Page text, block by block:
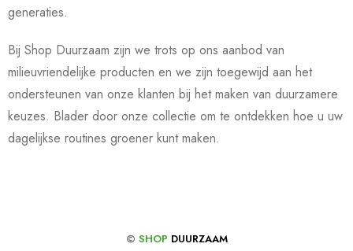
generaties.
Bij Shop Duurzaam zijn we trots op ons aanbod van
milieuvriendelijke producten en we zijn toegewijd aan het
ondersteunen van onze klanten bij het maken van duurzamere
keuzes. Blader door onze collectie om te ontdekken hoe u uw
dagelijkse routines groener kunt maken.
© SHOP DUURZAAM